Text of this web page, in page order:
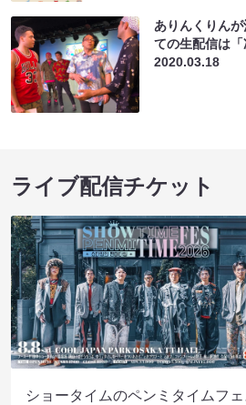
ありんくりん
ての生配信は「
2020.03.18
ライブ配信チケット
ショータイムのペンミタイムフェ